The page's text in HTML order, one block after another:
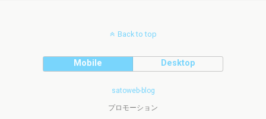
Back to top
Mobile Desktop
satoweb-blog
プロモーション